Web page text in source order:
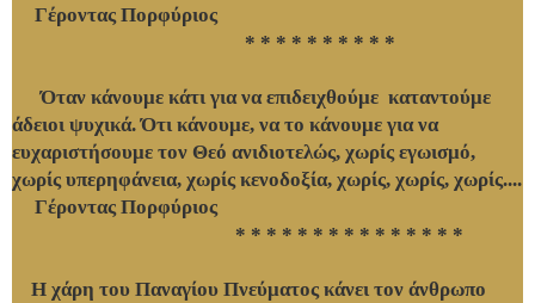
Γέροντας Πορφύριος
* * * * * * * * * *
Όταν κάνουμε κάτι για να επιδειχθούμε καταντούμε
άδειοι ψυχικά. Ότι κάνουμε, να το κάνουμε για να
ευχαριστήσουμε τον Θεό ανιδιοτελώς, χωρίς εγωισμό,
χωρίς υπερηφάνεια, χωρίς κενοδοξία, χωρίς, χωρίς, χωρίς....
Γέροντας Πορφύριος
* * * * * * * * * * * * * * *
Η χάρη του Παναγίου Πνεύματος κάνει τον άνθρωπο